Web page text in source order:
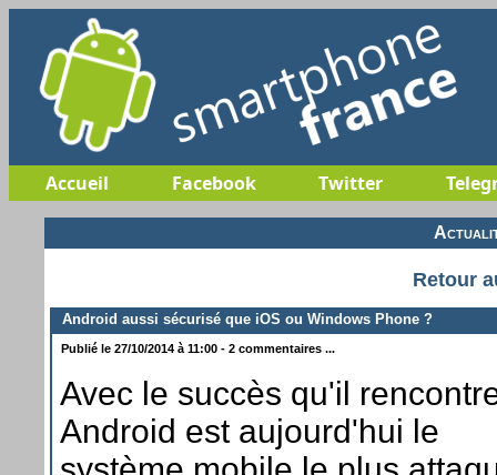
Accueil Facebook Twitter
Retour
Android aussi sécurisé que iOS ou Windows Phone ?
Publié le 27/10/2014 à 11:00 - 2 commentaires ...
Avec le succès qu'il
Android est aujourd'hui le